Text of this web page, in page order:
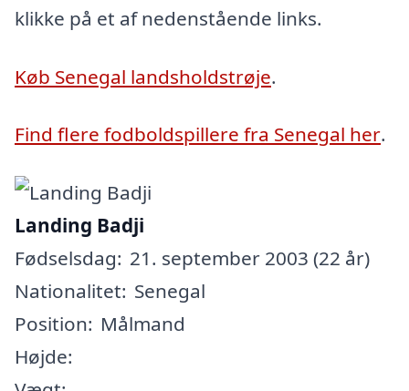
klikke på et af nedenstående links.
Køb Senegal landsholdstrøje.
Find flere fodboldspillere fra Senegal her.
Landing Badji
Fødselsdag: 21. september 2003 (22 år)
Nationalitet: Senegal
Position: Målmand
Højde: